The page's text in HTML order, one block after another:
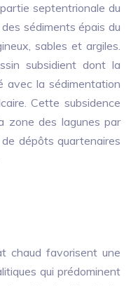
septentrionale du
sédiments épais du
sables et argiles.
subsidient dont la
avec la sédimentation
Cette subsidence
zone des lagunes par
dépôts quartenaires
chaud favorisent une
qui prédominent